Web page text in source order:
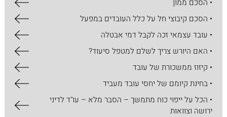
• הסכם ממון
• הסכם קיבוצי חל על כלל העובדים במפעל
• עובד עצמאי זכה לקבל דמי אבטלה
• האם היורש צריך לשלם למטפל סיעוד?
• קיזוז ממשכורת של עובד
• בחינת קיומם של יחסי עובד מעביד
• הכל על ​ייפוי כוח מתמשך – הסבר מלא – עו"ד לדיני
ירושה וצוואות